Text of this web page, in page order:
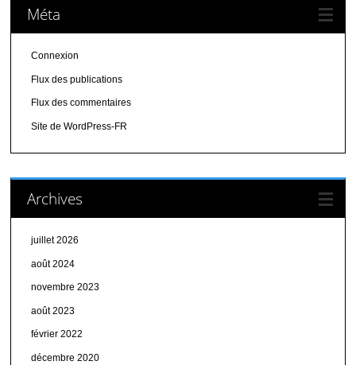
Méta
Connexion
Flux des publications
Flux des commentaires
Site de WordPress-FR
Archives
juillet 2026
août 2024
novembre 2023
août 2023
février 2022
décembre 2020